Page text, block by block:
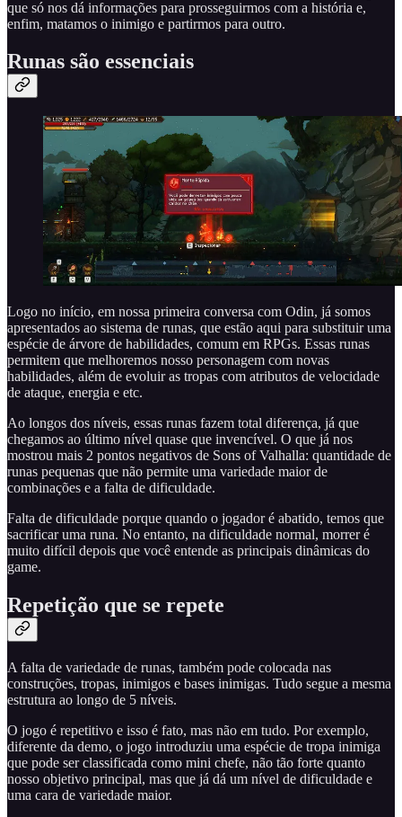
que só nos dá informações para prosseguirmos com a história e,
enfim, matamos o inimigo e partirmos para outro.
Runas são essenciais
Logo no início, em nossa primeira conversa com Odin, já somos
apresentados ao sistema de runas, que estão aqui para substituir uma
espécie de árvore de habilidades, comum em RPGs. Essas runas
permitem que melhoremos nosso personagem com novas
habilidades, além de evoluir as tropas com atributos de velocidade
de ataque, energia e etc.
Ao longos dos níveis, essas runas fazem total diferença, já que
chegamos ao último nível quase que invencível. O que já nos
mostrou mais 2 pontos negativos de Sons of Valhalla: quantidade de
runas pequenas que não permite uma variedade maior de
combinações e a falta de dificuldade.
Falta de dificuldade porque quando o jogador é abatido, temos que
sacrificar uma runa. No entanto, na dificuldade normal, morrer é
muito difícil depois que você entende as principais dinâmicas do
game.
Repetição que se repete
A falta de variedade de runas, também pode colocada nas
construções, tropas, inimigos e bases inimigas. Tudo segue a mesma
estrutura ao longo de 5 níveis.
O jogo é repetitivo e isso é fato, mas não em tudo. Por exemplo,
diferente da demo, o jogo introduziu uma espécie de tropa inimiga
que pode ser classificada como mini chefe, não tão forte quanto
nosso objetivo principal, mas que já dá um nível de dificuldade e
uma cara de variedade maior.